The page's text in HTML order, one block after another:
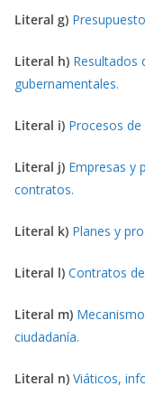
Literal g)
Literal h) Resultados
gubernamentales.
Literal i) Procesos
Literal j) Empresas y
contratos.
Literal k) Planes y
Literal l) Contratos
Literal m)
ciudadanía.
Literal n) Viáticos,